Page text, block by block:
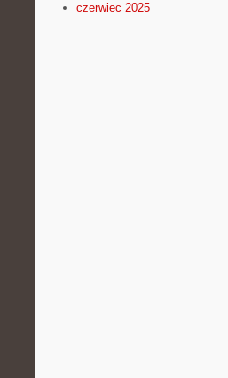
czerwiec 2025